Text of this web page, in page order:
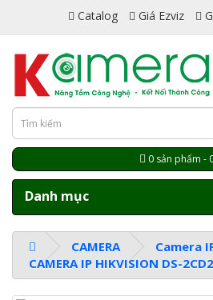
Catalog Giá Ezviz
0 sản phẩm -
Danh mục
CAMERA
Camera
CAMERA IP HIKVISION DS-